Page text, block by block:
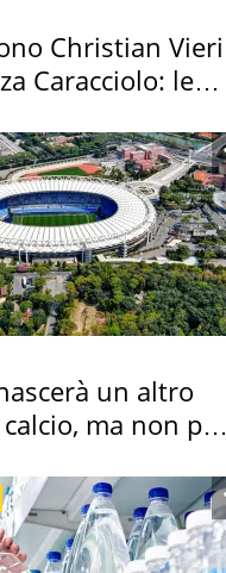
Christian Vieri
Caracciolo: le
un altro
ma non per